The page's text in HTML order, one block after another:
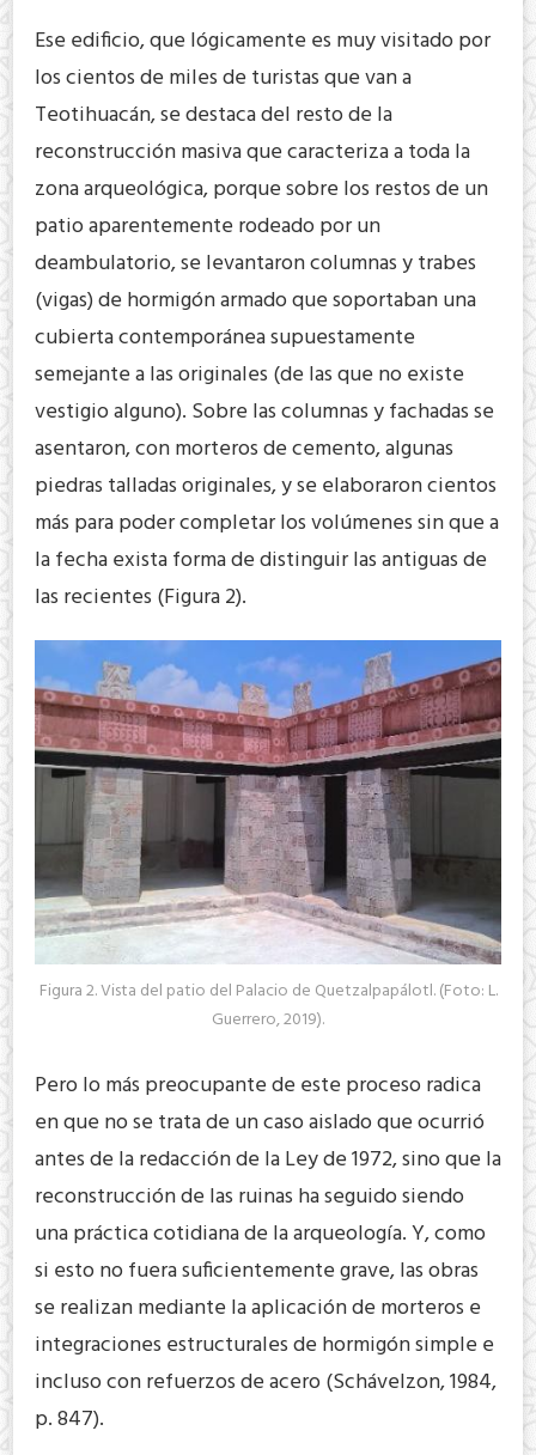
Ese edificio, que lógicamente es muy visitado por
los cientos de miles de turistas que van a
Teotihuacán, se destaca del resto de la
reconstrucción masiva que caracteriza a toda la
zona arqueológica, porque sobre los restos de un
patio aparentemente rodeado por un
deambulatorio, se levantaron columnas y trabes
(vigas) de hormigón armado que soportaban una
cubierta contemporánea supuestamente
semejante a las originales (de las que no existe
vestigio alguno). Sobre las columnas y fachadas se
asentaron, con morteros de cemento, algunas
piedras talladas originales, y se elaboraron cientos
más para poder completar los volúmenes sin que a
la fecha exista forma de distinguir las antiguas de
las recientes (Figura 2).
Figura 2. Vista del patio del Palacio de Quetzalpapálotl. (Foto: L.
Guerrero, 2019).
Pero lo más preocupante de este proceso radica
en que no se trata de un caso aislado que ocurrió
antes de la redacción de la Ley de 1972, sino que la
reconstrucción de las ruinas ha seguido siendo
una práctica cotidiana de la arqueología. Y, como
si esto no fuera suficientemente grave, las obras
se realizan mediante la aplicación de morteros e
integraciones estructurales de hormigón simple e
incluso con refuerzos de acero (Schávelzon, 1984,
p. 847).